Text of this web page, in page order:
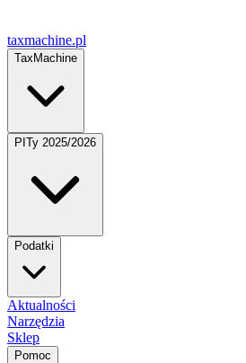
taxmachine.pl
TaxMachine
PITy 2025/2026
Podatki
Aktualności
Narzędzia
Sklep
Pomoc